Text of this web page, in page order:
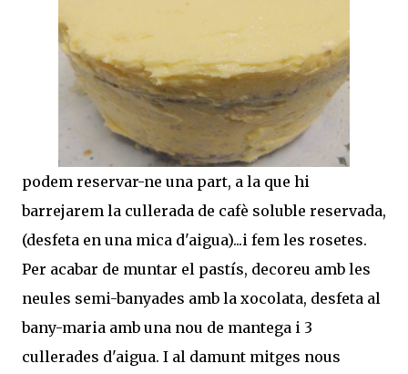
podem reservar-ne una part, a la que hi
barrejarem la cullerada de cafè soluble reservada,
(desfeta en una mica d'aigua)...i fem les rosetes.
Per acabar de muntar el pastís, decoreu amb les
neules semi-banyades amb la xocolata, desfeta al
bany-maria amb una nou de mantega i 3
cullerades d'aigua. I al damunt mitges nous